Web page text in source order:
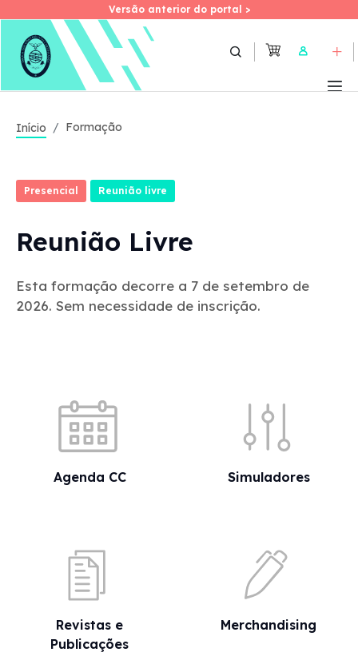
Skip
Versão anterior do portal >
Versão anterior do portal >
User
Início Formação
Presencial Reunião livre
Reunião Livre
Esta formação decorre a 7 de setembro de
2026. Sem necessidade de inscrição.
Agenda CC Simuladores
Revistas e
Publicações
Merchandising